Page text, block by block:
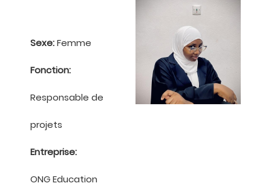
Sexe:Femme
Fonction:
Responsable de
projets
Entreprise:
ONG Education